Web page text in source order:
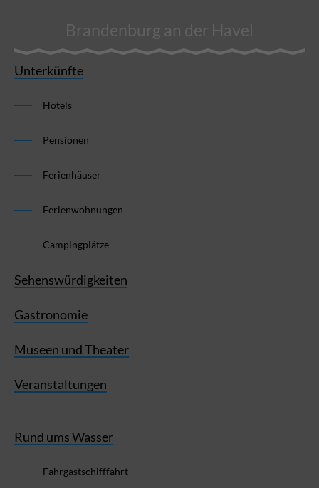
Brandenburg an der Havel
Unterkünfte
Hotels
Pensionen
Ferienhäuser
Ferienwohnungen
Campingplätze
Sehenswürdigkeiten
Gastronomie
Museen und Theater
Veranstaltungen
Rund ums Wasser
Fahrgastschifffahrt